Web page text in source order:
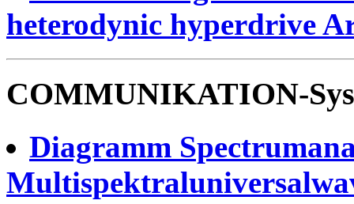
heterodynic hyperdrive
COMMUNIKATION-
Diagramm